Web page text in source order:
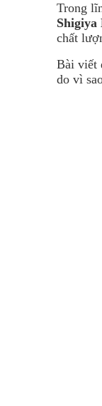
Trong
chất
Bài viết
do vì